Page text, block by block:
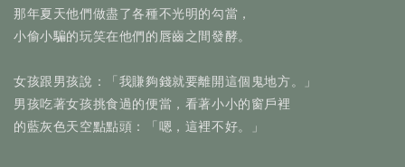
那年夏天他們做盡了各種不光明的勾當，
小偷小騙的玩笑在他們的唇齒之間發酵。
女孩跟男孩說：「我賺夠錢就要離開這個鬼地方。」
男孩吃著女孩挑食過的便當，看著小小的窗戶裡
的藍灰色天空點點頭：「嗯，這裡不好。」